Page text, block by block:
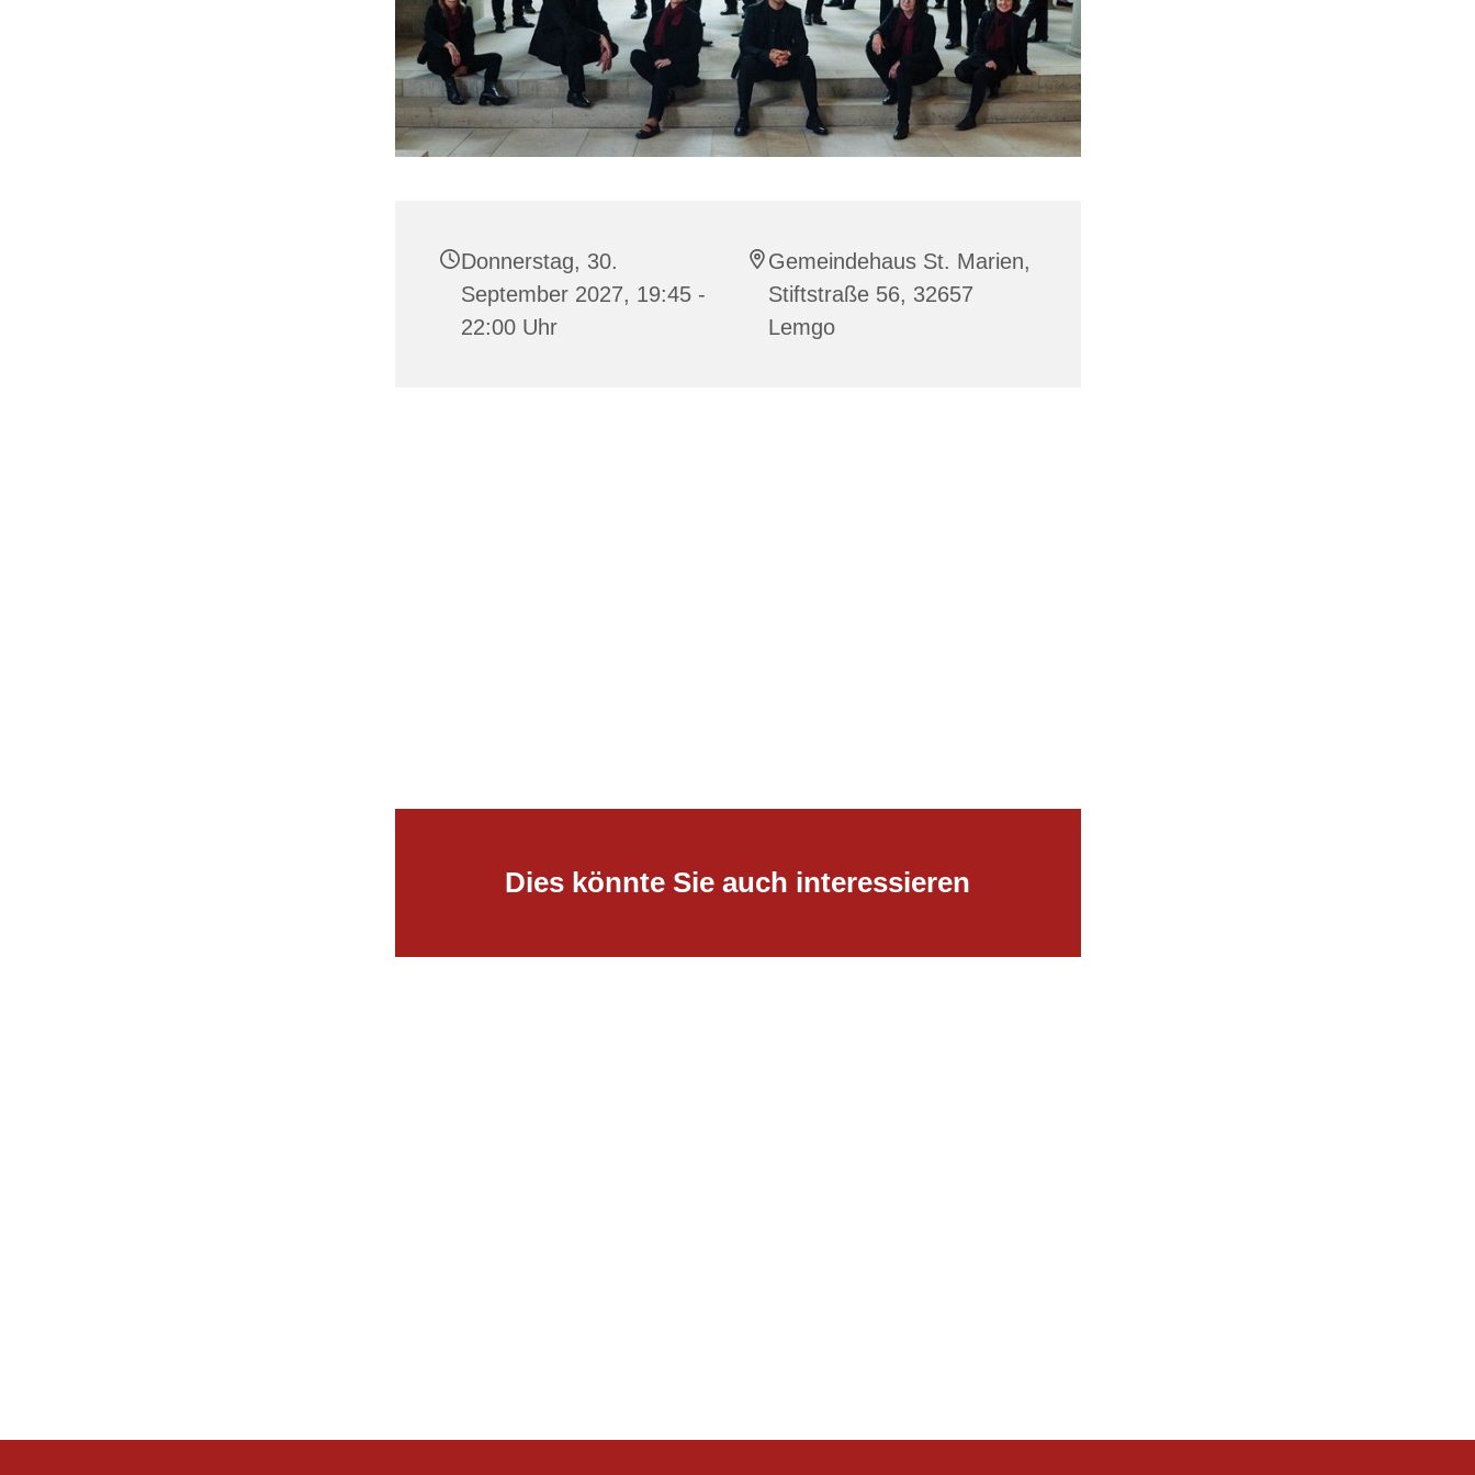
Donnerstag, 30.
September 2027, 19:45 -
22:00 Uhr
Gemeindehaus St. Marien,
Stiftstraße 56, 32657
Lemgo
Dies könnte Sie auch interessieren